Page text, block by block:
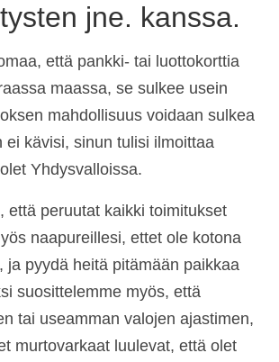
jne. kanssa.
että pankki- tai luottokorttia
maassa, se sulkee usein
mahdollisuus voidaan sulkea
ei kävisi, sinun tulisi ilmoittaa
Yhdysvalloissa.
että peruutat kaikki toimitukset
naapureillesi, ettet ole kotona
ja pyydä heitä pitämään paikkaa
suosittelemme myös, että
tai useamman valojen ajastimen,
murtovarkaat luulevat, että olet